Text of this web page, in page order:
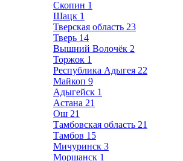
Скопин 1
Шацк 1
Тверская область 23
Тверь 14
Вышний Волочёк 2
Торжок 1
Республика Адыгея 22
Майкоп 9
Адыгейск 1
Астана 21
Ош 21
Тамбовская область 21
Тамбов 15
Мичуринск 3
Моршанск 1